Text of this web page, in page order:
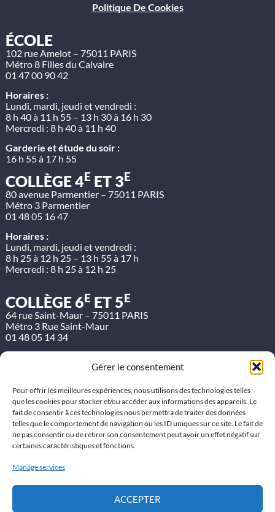
Gérer le consentement
Pour offrir les meilleures expériences, nous utilisons des technologies telles
que les cookies pour stocker et/ou accéder aux informations des appareils. Le
fait de consentir à ces technologies nous permettra de traiter des données
telles que le comportement de navigation ou les ID uniques sur ce site. Le fait de
ne pas consentir ou de retirer son consentement peut avoir un effet négatif sur
certaines caractéristiques et fonctions.
Manage services
ACCEPTER
Politique De Cookies
ÉCOLE
102 rue Amelot – 75011 PARIS
Métro 8 Filles du Calvaire
01 47 00 90 42
Horaires :
Lundi, mardi, jeudi et vendredi :
8 h 40 à 11 h 55 – 13 h 30 à 16 h 30
Mercredi : 8 h 40 à 11 h 40
Garderie et étude du soir :
16 h 55 à 17 h 55
COLLÈGE 4E ET 3E
80 avenue Parmentier – 75011 PARIS
Métro 3 Parmentier
01 48 05 16 47
Horaires :
Lundi, mardi, jeudi et vendredi :
8 h 25 à 12 h 25 – 13 h 55 à 17 h
Mercredi : 8 h 25 à 12 h 25
COLLÈGE 6E ET 5E
64 rue Saint-Maur – 75011 PARIS
Métro 3 Rue Saint-Maur
01 48 05 14 34
Lundi, mardi, jeudi et vendredi :
Mercredi : 8 h 25 à 12 h 25
Etude du soir :
Lundi, mardi et jeudi jusqu’à 18 h
LYCÉE ET BTS
Métro 3 Parmentier
Lundi, mardi, mercredi, jeudi et vendredi :